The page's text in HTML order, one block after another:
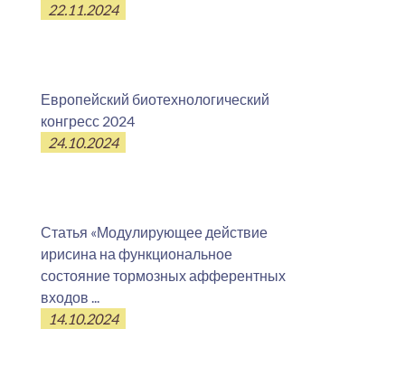
22.11.2024
Европейский биотехнологический
конгресс 2024
24.10.2024
Статья «Модулирующее действие
ирисина на функциональное
состояние тормозных афферентных
входов ...
14.10.2024